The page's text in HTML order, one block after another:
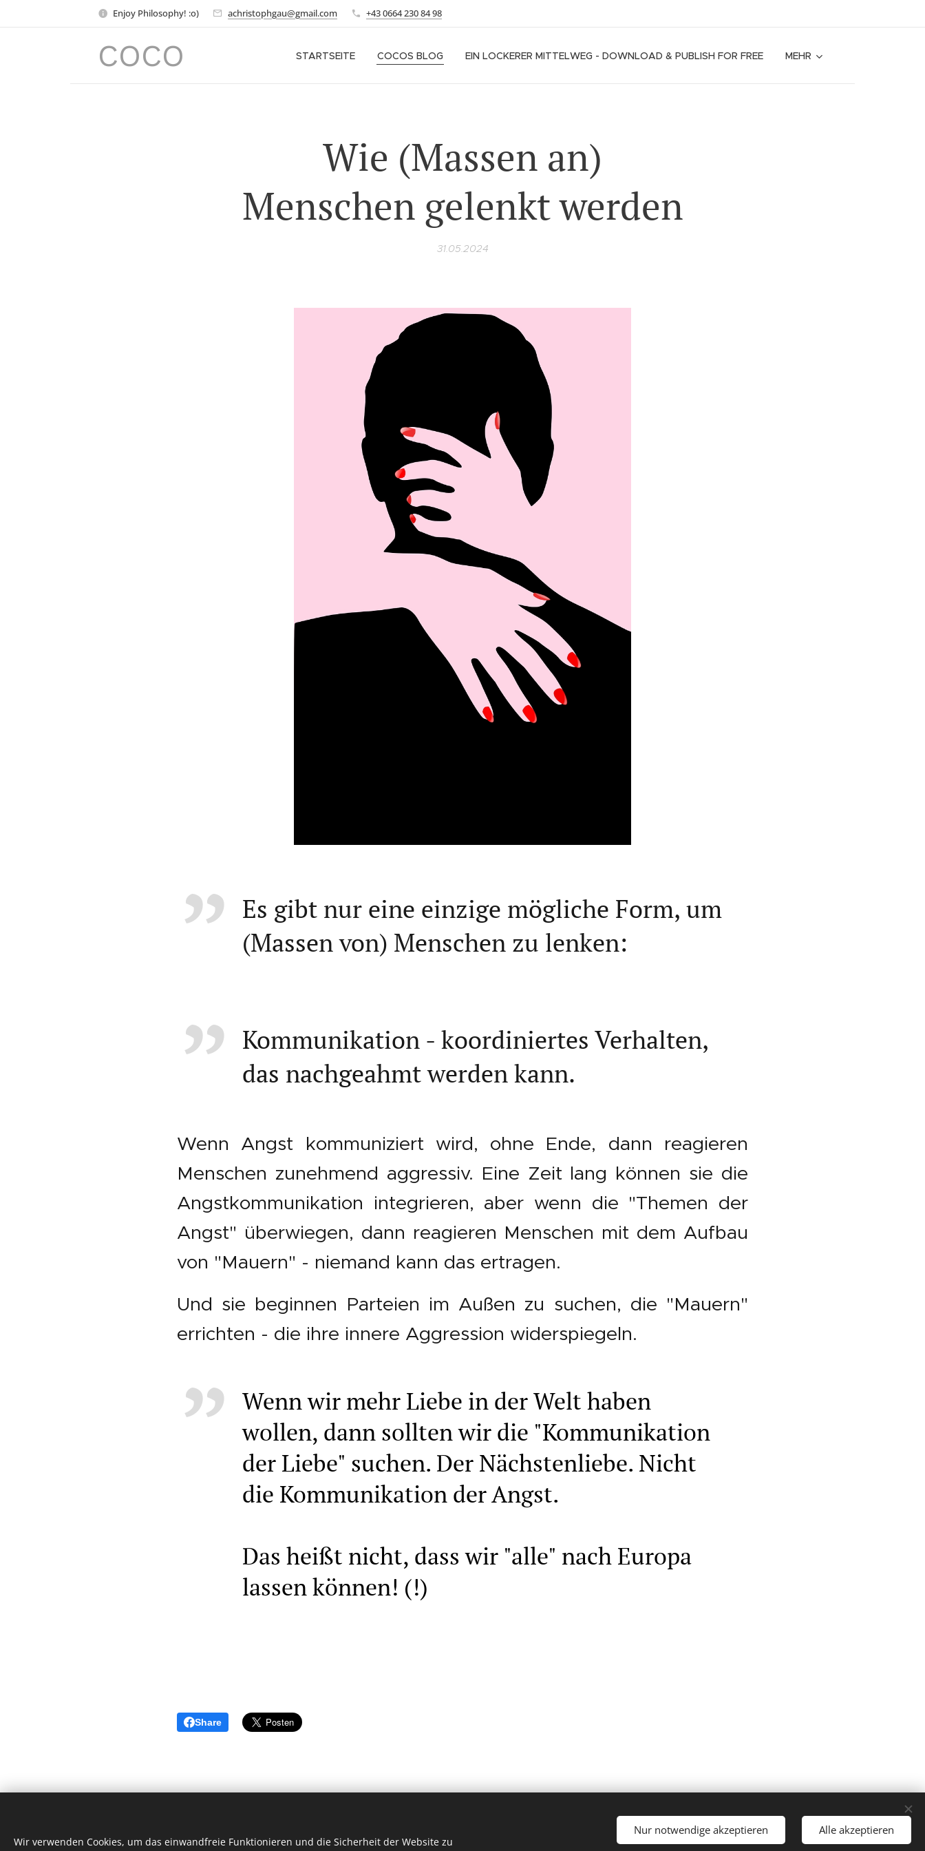
Enjoy Philosophy! :o) achristophgau@gmail.com +43 0664 230 84 98
COCO STARTSEITE COCOS BLOG EIN LOCKERER MITTELWEG - DOWNLOAD & PUBLISH FOR FREE MEHR
Wie (Massen an)
Menschen gelenkt werden
31.05.2024
Es gibt nur eine einzige mögliche Form, um
(Massen von) Menschen zu lenken:
Kommunikation - koordiniertes Verhalten,
das nachgeahmt werden kann.
Wenn Angst kommuniziert wird, ohne Ende, dann reagieren
Menschen zunehmend aggressiv. Eine Zeit lang können sie die
Angstkommunikation integrieren, aber wenn die "Themen der
Angst" überwiegen, dann reagieren Menschen mit dem Aufbau
von "Mauern" - niemand kann das ertragen.
Und sie beginnen Parteien im Außen zu suchen, die "Mauern"
errichten - die ihre innere Aggression widerspiegeln.
Wenn wir mehr Liebe in der Welt haben
wollen, dann sollten wir die "Kommunikation
der Liebe" suchen. Der Nächstenliebe. Nicht
die Kommunikation der Angst.
Das heißt nicht, dass wir "alle" nach Europa
lassen können! (!)
Share
Wir verwenden Cookies, um das einwandfreie Funktionieren und die Sicherheit der Website zu
Nur notwendige akzeptieren Alle akzeptieren